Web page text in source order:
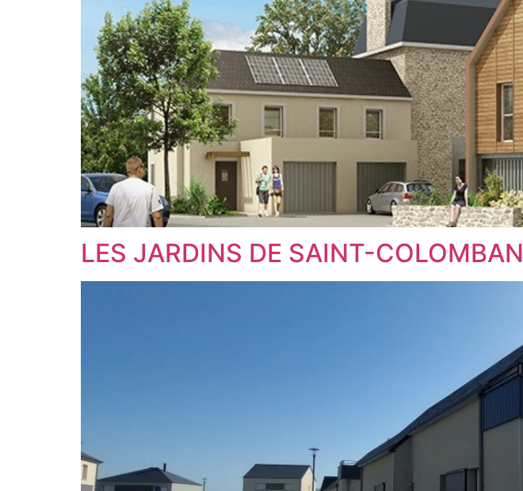
LES JARDINS DE SAINT-COLOMBAN